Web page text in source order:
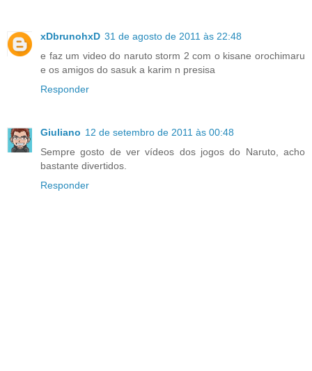
xDbrunohxD 31 de agosto de 2011 às 22:48
e faz um video do naruto storm 2 com o kisane orochimaru
e os amigos do sasuk a karim n presisa
Responder
Giuliano 12 de setembro de 2011 às 00:48
Sempre gosto de ver vídeos dos jogos do Naruto, acho
bastante divertidos.
Responder